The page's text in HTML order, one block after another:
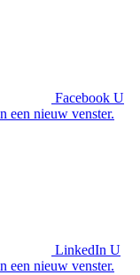
Facebook U
een nieuw venster.
LinkedIn U
een nieuw venster.